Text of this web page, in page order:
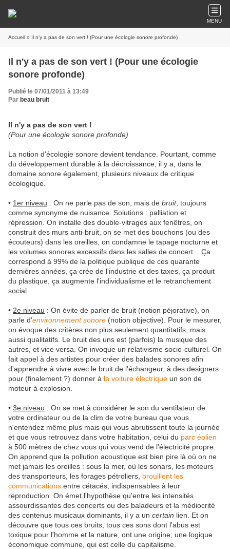
MENU
Accueil » Il n'y a pas de son vert ! (Pour une écologie sonore profonde)
Il n'y a pas de son vert ! (Pour une écologie
sonore profonde)
Publié le 07/01/2011 à 13:49
Par beau bruit
Il n'y a pas de son vert !
(Pour une écologie sonore profonde)
La notion d'écologie sonore devient tendance. Pourtant, comme
du développement durable à la décroissance, il y a, dans le
domaine sonore également, plusieurs niveaux de critique
écologique.
• 1er niveau : On ne parle pas de son, mais de bruit, toujours
comme synonyme de nuisance. Solutions : palliation et
répression. On installe des double-vitrages aux fenêtres, on
construit des murs anti-bruit, on se met des bouchons (ou des
écouteurs) dans les oreilles, on condamne le tapage nocturne et
les volumes sonores excessifs dans les salles de concert... Ça
correspond à 99% de la politique publique de ces quarante
dernières années, ça crée de l'industrie et des taxes, ça produit
du plastique, ça augmente l'individualisme et le retranchement
social.
• 2e niveau : On évite de parler de bruit (notion péjorative), on
parle d'environnement sonore (notion objective). Pour le mesurer,
on évoque des critères non plus seulement quantitatifs, mais
aussi qualitatifs. Le bruit des uns est (parfois) la musique des
autres, et vice versa. On invoque un relativisme socio-culturel. On
fait appel à des artistes pour créer des balades sonores afin
d'apprendre à vivre avec le bruit de l'échangeur, à des designers
pour (finalement ?) donner à la voiture électrique un son de
moteur à explosion.
• 3e niveau : On se met à considérer le son du ventilateur de
votre ordinateur ou de la clim de votre bureau que vous
n'entendez même plus mais qui vous abrutissent toute la journée
et que vous retrouvez dans votre habitation, celui du parc éolien
à 500 mètres de chez vous qui vous vend de l'électricité propre.
On apprend que la pollution acoustique est bien pire là où on ne
met jamais les oreilles : sous la mer, où les sonars, les moteurs
des transporteurs, les forages pétroliers, brouillent les
communications entre cétacés, indispensables à leur
reproduction. On émet l'hypothèse qu'entre les intensités
assourdissantes des concerts ou des baladeurs et la médiocrité
des contenus musicaux dominants, il y a un certain lien. Et on
découvre que tous ces bruits, tous ces sons dont l'abus est
toxique pour l'homme et la nature, ont une origine, une logique
économique commune, qui est celle du capitalisme.